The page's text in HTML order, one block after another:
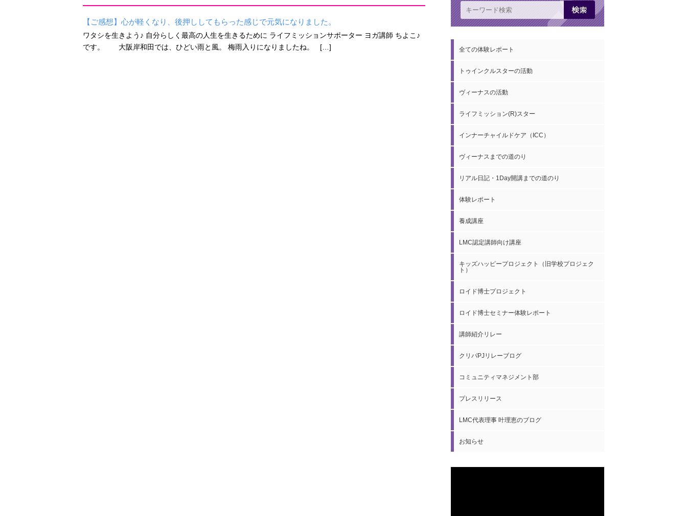
【ご感想】心が軽くなり、後押ししてもらった感じで元気になりました。
ワタシを生きよう♪ 自分らしく最高の人生を生きるために ライフミッションサポーター ヨガ講師 ちよこ♪
です。 大阪岸和田では、ひどい雨と風。 梅雨入りになりましたね。 […]
全ての体験レポート
トゥインクルスターの活動
ヴィーナスの活動
ライフミッション(R)スター
インナーチャイルドケア（ICC）
ヴィーナスまでの道のり
リアル日記・1Day開講までの道のり
体験レポート
養成講座
LMC認定講師向け講座
キッズハッピープロジェクト（旧学校プロジェク
ト）
ロイド博士プロジェクト
ロイド博士セミナー体験レポート
講師紹介リレー
クリパPJリレーブログ
コミュニティマネジメント部
プレスリリース
LMC代表理事 叶理恵のブログ
お知らせ